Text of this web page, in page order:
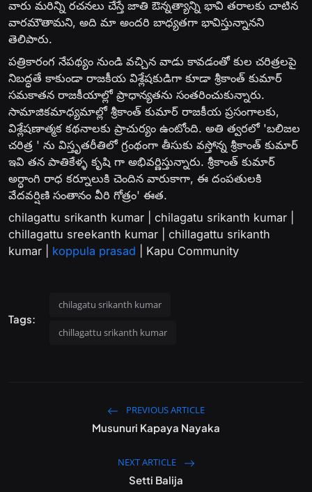
వారు మరిన్ని రచనలు చేస్తే జాతి ఔన్నత్యాన్ని భావి తరాలకు చాటిన
వారమౌతామని, అది మా అందరి బాధ్యతగా భావిస్తున్నానని
తెలిపారు.
పత్రికారంగ నేపథ్యం నుండి వచ్చిన వాడు కావడంతో కుల చరిత్రలపై
నిబద్ధతే కాకుండా రాజకీయ విశ్లేషకుడిగా కూడా శ్రీకాంత్ కుమార్
సమకాతన రాజకీయాల్లో ప్రాధాన్యతను సంతరించుకున్నారు.
సామాజికమాధ్యమాల్లో శ్రీకాంత్ కుమార్ రాజకీయ ప్రసంగాలకు,
విశ్లేషణాత్మక కథనాలకు ప్రాచుర్యం ఉంటోంది. అతి త్వరలో 'బలిజల
చరిత్ర ' ను విస్తృతరీతిలో గ్రంథంగా తీసుకు వస్తోన్న శ్రీకాంత్ కుమార్
ఇవి తన పాతికేళ్ళ కృషి గా అభివర్ణిస్తున్నారు. శ్రీకాంత్ కుమార్
అర్ధాంగి రాధ కర్నూలుకి చెందిన వారుకాగా, ఈ దంపతులకి
వేదవర్షిణి సంతానం వీరి గోత్రం' ఈత.
chilagattu srikanth kumar | chilagatu srikanth kumar |
chillagattu sreekanth kumar | chillagattu srikanth
kumar | koppula prasad | Kapu Community
Tags:
chilagatu srikanth kumar
chillagattu srikanth kumar
PREVIOUS ARTICLE
Musunuri Kapaya Nayaka
NEXT ARTICLE
Setti Balija